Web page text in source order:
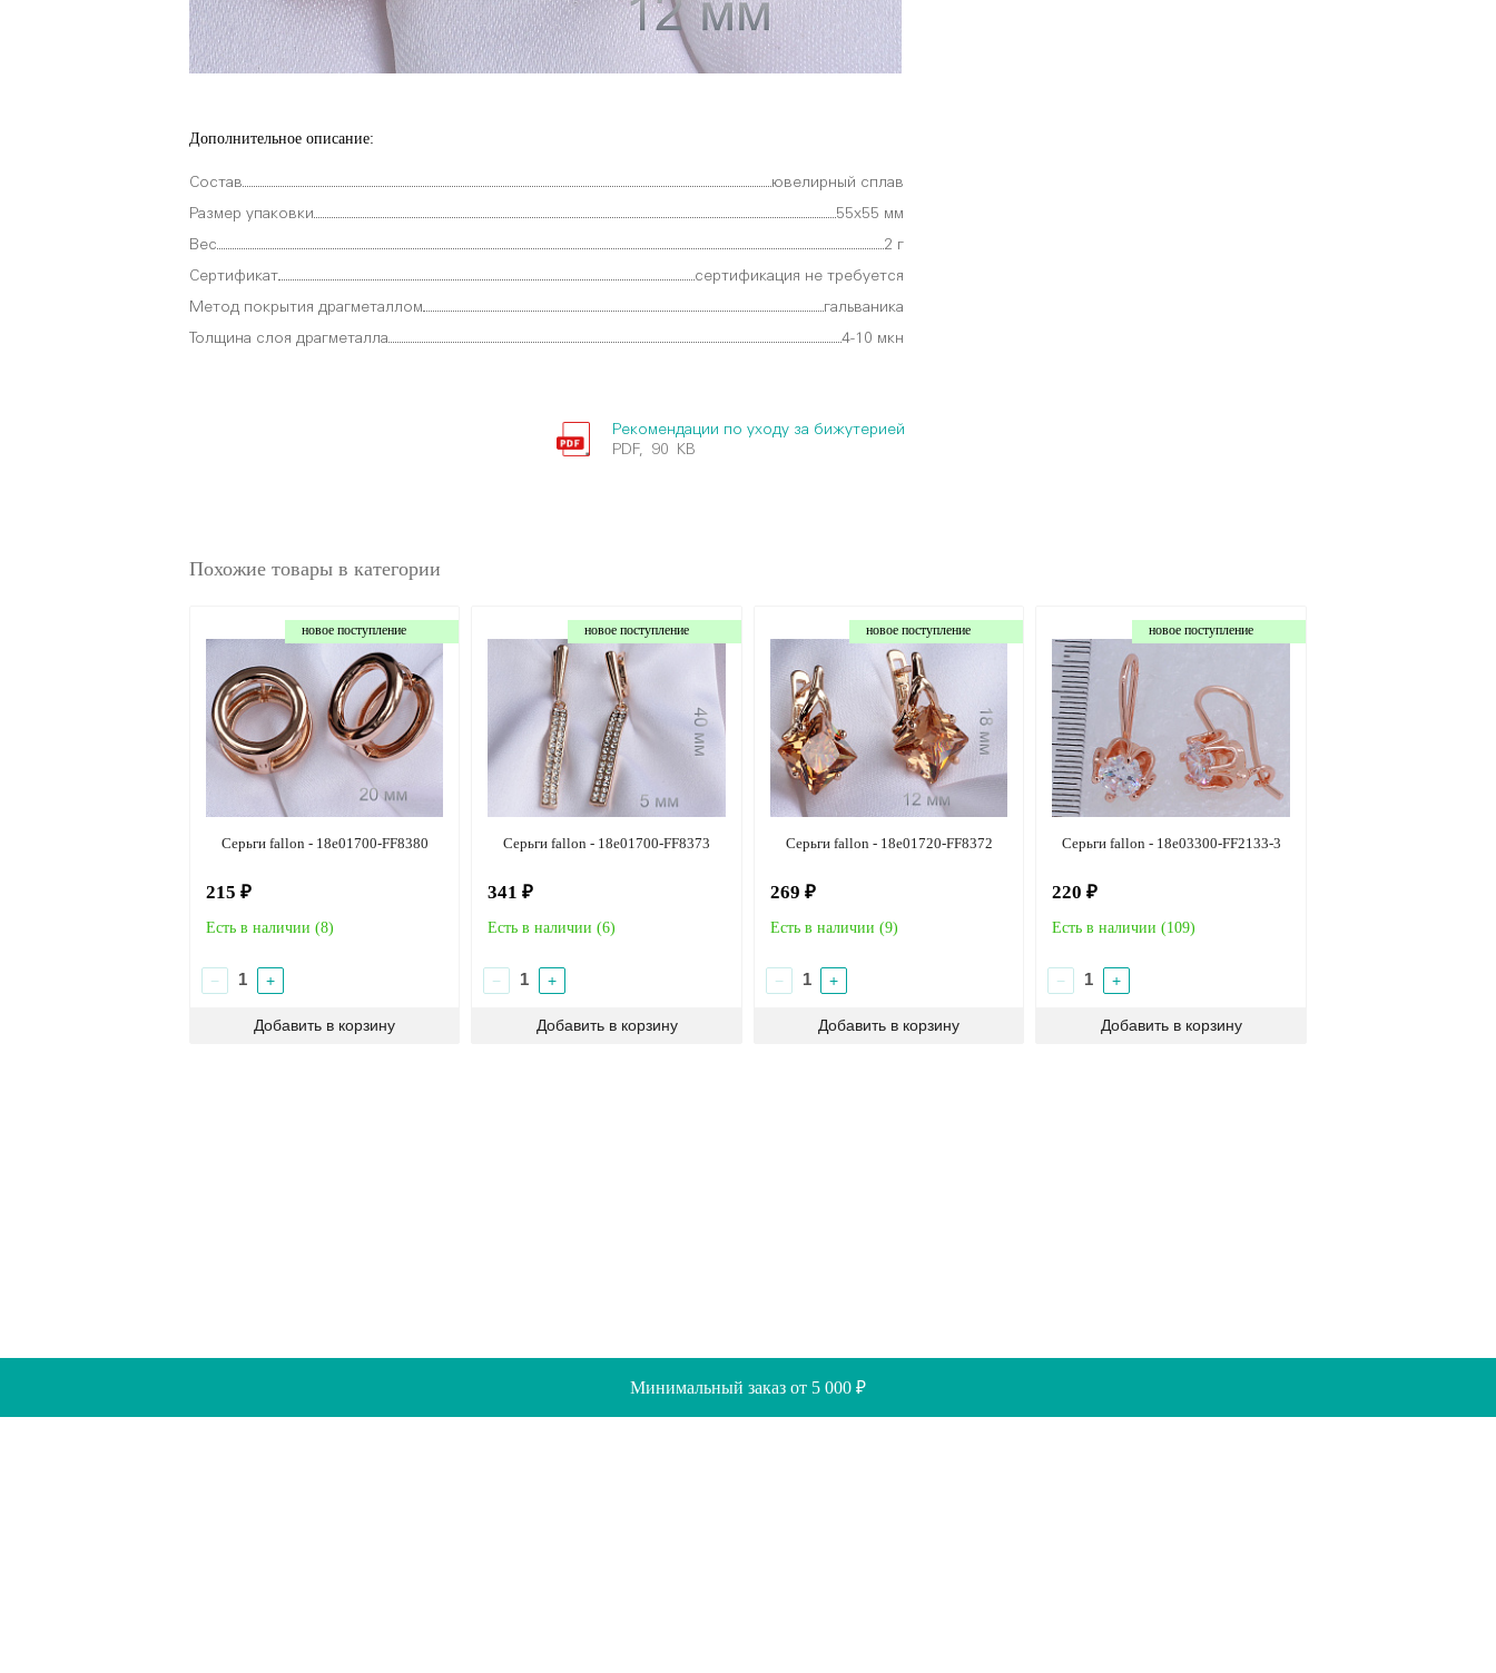
Минимальный заказ от 5 000 ₽
Дополнительное описание:
Состав ювелирный сплав
Размер упаковки 55х55 мм
Вес 2 г
Сертификат сертификация не требуется
Метод покрытия драгметаллом гальваника
Толщина слоя драгметалла 4-10 мкн
Рекомендации по уходу за бижутерией
PDF, 90 KB
Похожие товары в категории
новое поступление
Серьги fallon - 18e01700-FF8380
215 ₽
Есть в наличии (8)
− +
новое поступление
Серьги fallon - 18e01700-FF8373
341 ₽
Есть в наличии (6)
− +
новое поступление
Серьги fallon - 18e01720-FF8372
269 ₽
Есть в наличии (9)
− +
новое поступление
Серьги fallon - 18e03300-FF2133-3
220 ₽
Есть в наличии (109)
− +